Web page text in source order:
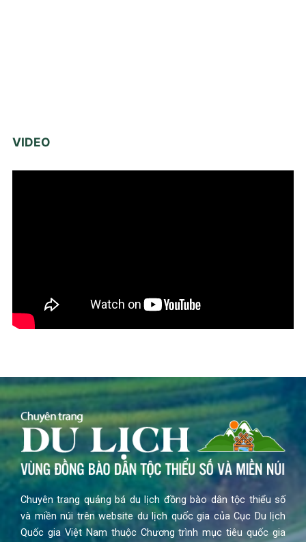
VIDEO
Chuyên trang quảng bá du lịch đồng bào dân tộc thiểu số
và miền núi trên website du lịch quốc gia của Cục Du lịch
Quốc gia Việt Nam thuộc Chương trình mục tiêu quốc gia